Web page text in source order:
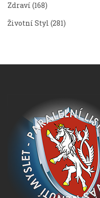
Zdraví (168)
Životní Styl (281)